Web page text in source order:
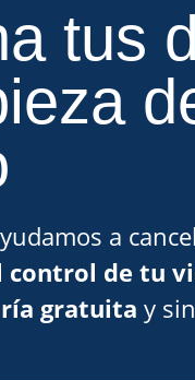
tus
a
control de tu
gratuita y